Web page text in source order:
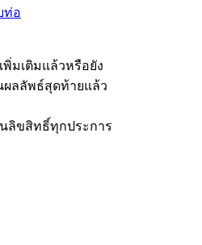
ท่อ
พิ่มเติมแล้วหรือยัง
ผลลัพธ์สุดท้ายแล้ว
นลิขสิทธิ์ทุกประการ